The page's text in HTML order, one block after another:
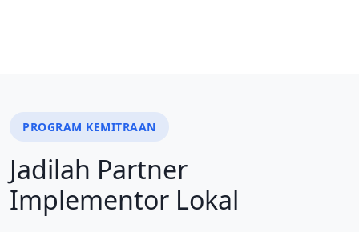
PROGRAM KEMITRAAN
Jadilah Partner
Implementor Lokal